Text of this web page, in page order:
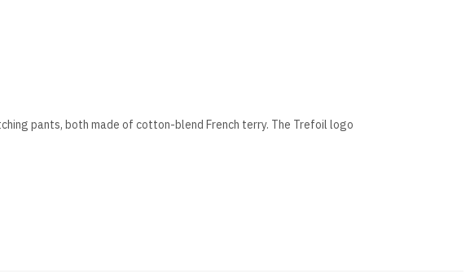
pants, both made of cotton-blend French terry. The Trefoil logo